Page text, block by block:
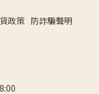
政策 防詐騙聲明